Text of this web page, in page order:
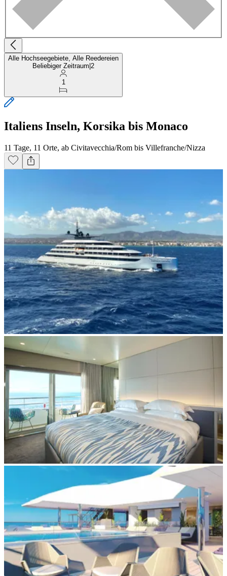
Alle Hochseegebiete, Alle Reedereien
Beliebiger Zeitraum 2
1
Italiens Inseln, Korsika bis Monaco
11 Tage, 11 Orte, ab Civitavecchia/Rom bis Villefranche/Nizza